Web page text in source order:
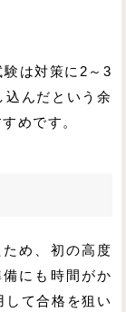
は対策に2～3
込んだという余
めです。
め、初の高度
にも時間がか
て合格を狙い